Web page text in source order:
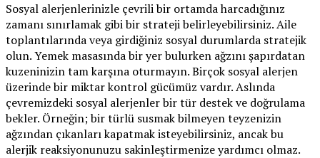
Sosyal alerjenlerinizle çevrili bir ortamda harcadığınız
zamanı sınırlamak gibi bir strateji belirleyebilirsiniz. Aile
toplantılarında veya girdiğiniz sosyal durumlarda stratejik
olun. Yemek masasında bir yer bulurken ağzını şapırdatan
kuzeninizin tam karşına oturmayın. Birçok sosyal alerjen
üzerinde bir miktar kontrol gücümüz vardır. Aslında
çevremizdeki sosyal alerjenler bir tür destek ve doğrulama
bekler. Örneğin; bir türlü susmak bilmeyen teyzenizin
ağzından çıkanları kapatmak isteyebilirsiniz, ancak bu
alerjik reaksiyonunuzu sakinleştirmenize yardımcı olmaz.